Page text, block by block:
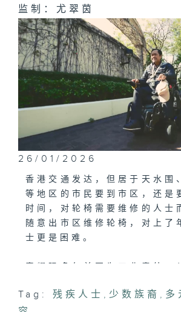
监制：尤翠茵
26/01/2026
香港交通发达，但居于天水围
等地区的市民要到市区，还是
时间，对轮椅需要维修的人士
随意出市区维修轮椅，对上了
士更是困难。
椅，他关注残疾人士社区友善
门、元朗和天水围区内人士义
Tag: 残疾人士 , 少数族裔 , 多